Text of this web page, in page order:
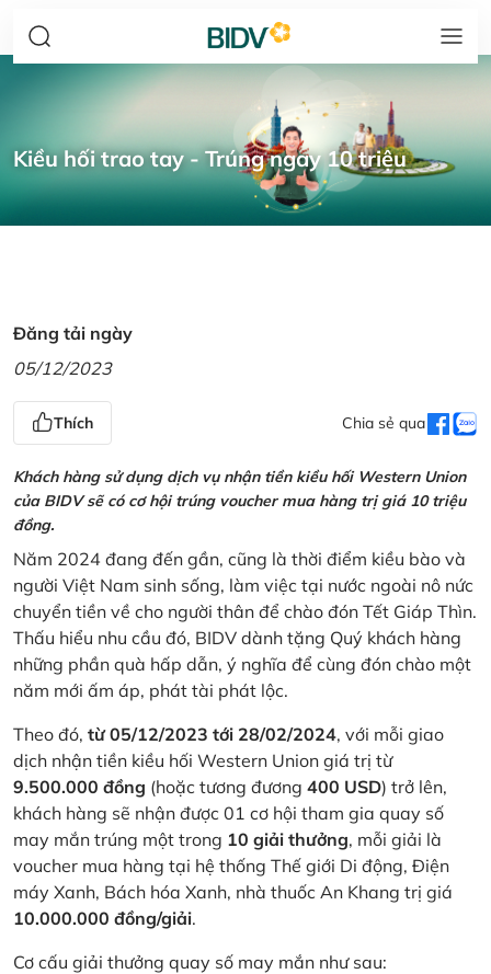
Kiều hối trao tay - Trúng ngay 10 triệu
Đăng tải ngày
05/12/2023
Thích Chia sẻ qua
Khách hàng sử dụng dịch vụ nhận tiền kiều hối Western Union
của BIDV sẽ có cơ hội trúng voucher mua hàng trị giá 10 triệu
đồng.
Năm 2024 đang đến gần, cũng là thời điểm kiều bào và
người Việt Nam sinh sống, làm việc tại nước ngoài nô nức
chuyển tiền về cho người thân để chào đón Tết Giáp Thìn.
Thấu hiểu nhu cầu đó, BIDV dành tặng Quý khách hàng
những phần quà hấp dẫn, ý nghĩa để cùng đón chào một
năm mới ấm áp, phát tài phát lộc.
Theo đó, từ 05/12/2023 tới 28/02/2024, với mỗi giao
dịch nhận tiền kiều hối Western Union giá trị từ
9.500.000 đồng (hoặc tương đương 400 USD) trở lên,
khách hàng sẽ nhận được 01 cơ hội tham gia quay số
may mắn trúng một trong 10 giải thưởng, mỗi giải là
voucher mua hàng tại hệ thống Thế giới Di động, Điện
máy Xanh, Bách hóa Xanh, nhà thuốc An Khang trị giá
10.000.000 đồng/giải.
Cơ cấu giải thưởng quay số may mắn như sau: